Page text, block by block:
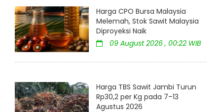
Harga CPO Bursa Malaysia
Melemah, Stok Sawit Malaysia
Diproyeksi Naik
09 August 2026 , 00:22 WIB
Harga TBS Sawit Jambi Turun
Rp30,2 per Kg pada 7–13
Agustus 2026